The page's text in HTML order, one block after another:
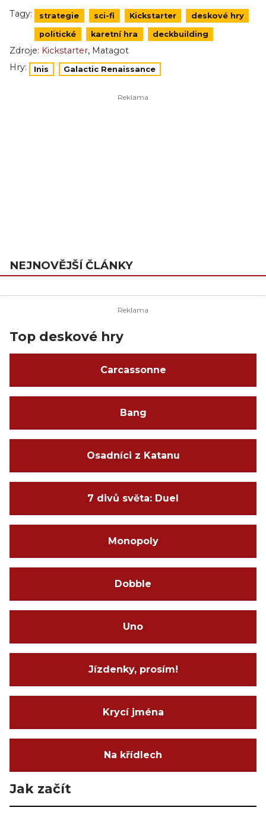
Tagy: strategie sci-fi Kickstarter deskové hry
politické karetní hra deckbuilding
Zdroje: Kickstarter, Matagot
Hry:
Inis Galactic Renaissance
NEJNOVĚJŠÍ ČLÁNKY
Top deskové hry
Carcassonne
Bang
Osadníci z Katanu
7 divů světa: Duel
Monopoly
Dobble
Uno
Jízdenky, prosím!
Krycí jména
Na křídlech
Jak začít